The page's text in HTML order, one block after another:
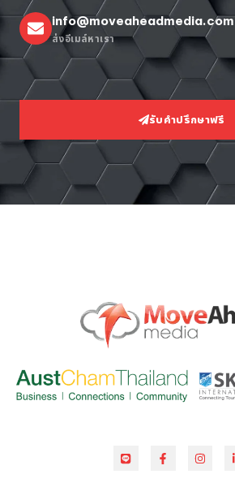
info@moveaheadmedia.com
ส่งอีเมล์หาเรา
รับคำปรึกษาฟรี